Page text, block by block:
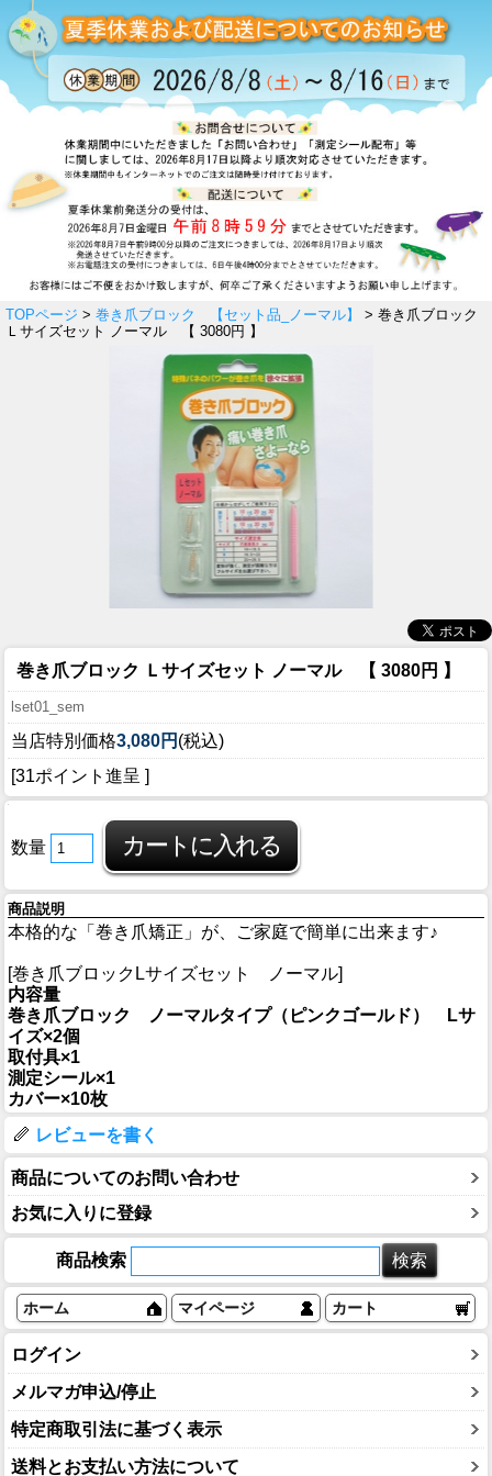
TOPページ > 巻き爪ブロック 【セット品_ノーマル】
> 巻き爪ブロック
Ｌサイズセット ノーマル 【 3080円 】
巻き爪ブロック Ｌサイズセット ノーマル 【 3080円 】
lset01_sem
当店特別価格3,080円 (税込)
[31ポイント進呈 ]
数量
商品説明
本格的な「巻き爪矯正」が、ご家庭で簡単に出来ます♪
[巻き爪ブロックLサイズセット ノーマル]
内容量
巻き爪ブロック ノーマルタイプ（ピンクゴールド） Lサ
イズ×2個
取付具×1
測定シール×1
カバー×10枚
レビューを書く
商品についてのお問い合わせ
お気に入りに登録
商品検索
ホーム マイページ カート
ログイン
メルマガ申込/停止
特定商取引法に基づく表示
送料とお支払い方法について